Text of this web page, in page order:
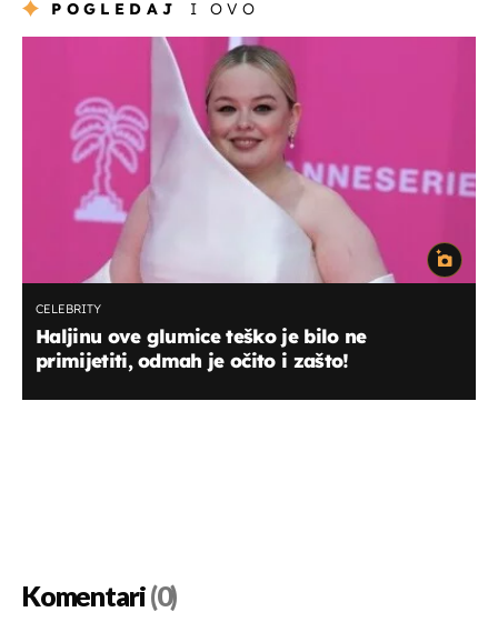
POGLEDAJ I OVO
CELEBRITY
Haljinu ove glumice teško je bilo ne
primijetiti, odmah je očito i zašto!
Komentari(0)